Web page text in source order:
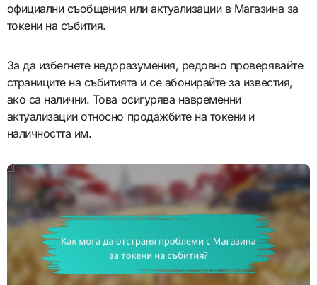
официални съобщения или актуализации в Магазина за
токени на събития.
За да избегнете недоразумения, редовно проверявайте
страниците на събитията и се абонирайте за известия,
ако са налични. Това осигурява навременни
актуализации относно продажбите на токени и
наличността им.